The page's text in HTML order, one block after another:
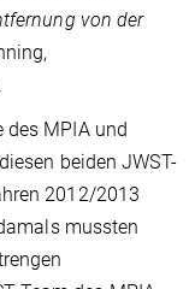
von der
des MPIA und
beiden JWST-
2012/2013
mussten